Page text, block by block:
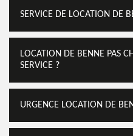
SERVICE DE LOCATION DE
LOCATION DE BENNE PAS
SERVICE ?
URGENCE LOCATION DE